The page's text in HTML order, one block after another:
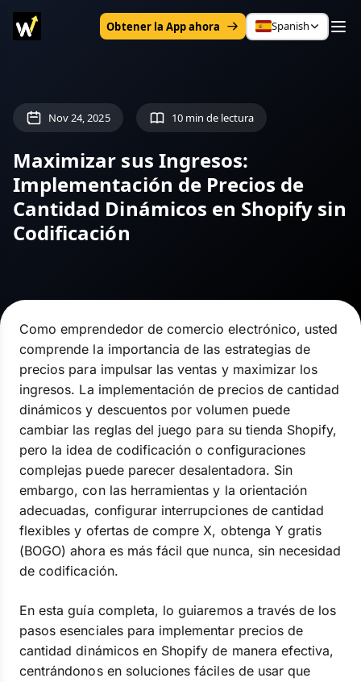
Obtener la App ahora Spanish
Nov 24, 2025 10 min de lectura
Maximizar sus Ingresos:
Implementación de Precios de
Cantidad Dinámicos en Shopify sin
Codificación
Como emprendedor de comercio electrónico, usted
comprende la importancia de las estrategias de
precios para impulsar las ventas y maximizar los
ingresos. La implementación de precios de cantidad
dinámicos y descuentos por volumen puede
cambiar las reglas del juego para su tienda Shopify,
pero la idea de codificación o configuraciones
complejas puede parecer desalentadora. Sin
embargo, con las herramientas y la orientación
adecuadas, configurar interrupciones de cantidad
flexibles y ofertas de compre X, obtenga Y gratis
(BOGO) ahora es más fácil que nunca, sin necesidad
de codificación.
En esta guía completa, lo guiaremos a través de los
pasos esenciales para implementar precios de
cantidad dinámicos en Shopify de manera efectiva,
centrándonos en soluciones fáciles de usar que